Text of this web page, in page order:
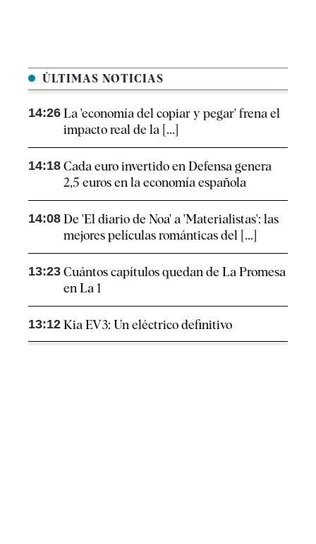
ÚLTIMAS NOTICIAS
14:26 La 'economía del copiar y pegar' frena el
impacto real de la [...]
14:18 Cada euro invertido en Defensa genera
2,5 euros en la economía española
14:08 De 'El diario de Noa' a 'Materialistas': las
mejores películas románticas del [...]
13:23 Cuántos capítulos quedan de La Promesa
en La 1
13:12 Kia EV3: Un eléctrico definitivo